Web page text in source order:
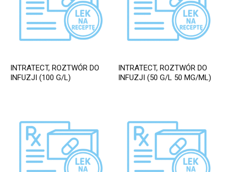
INTRATECT, ROZTWÓR DO
INFUZJI (100 G/L)
INTRATECT, ROZTWÓR DO
INFUZJI (50 G/L 50 MG/ML)